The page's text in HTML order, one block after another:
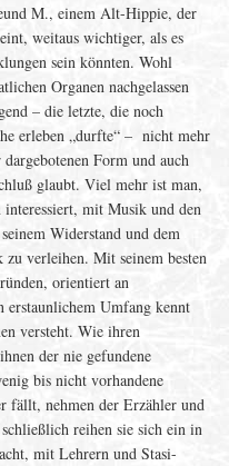
M., einem Alt-Hippie, der
weitaus wichtiger, als es
sein könnten. Wohl
Organen nachgelassen
– die letzte, die noch
erleben „durfte“ – nicht mehr
Form und auch
glaubt. Viel mehr ist man,
interessiert, mit Musik und den
Widerstand und dem
verleihen. Mit seinem besten
orientiert an
erstaunlichem Umfang kennt
versteht. Wie ihren
der nie gefundene
bis nicht vorhandene
fällt, nehmen der Erzähler und
reihen sie sich ein in
mit Lehrern und Stasi-